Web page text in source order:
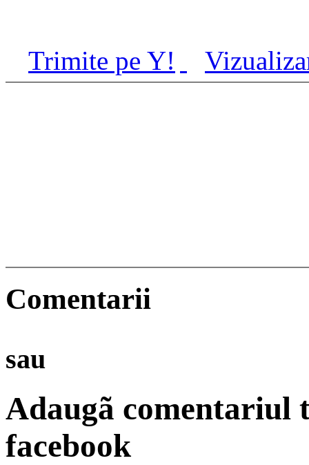
Trimite pe Y!
Comentarii
sau
Adaugã comentariul
facebook